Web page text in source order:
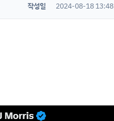
작성일 2024-08-18 13:48